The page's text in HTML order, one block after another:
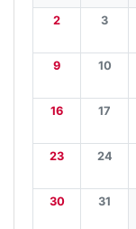
2 3
9 10
16 17
23 24
30 31